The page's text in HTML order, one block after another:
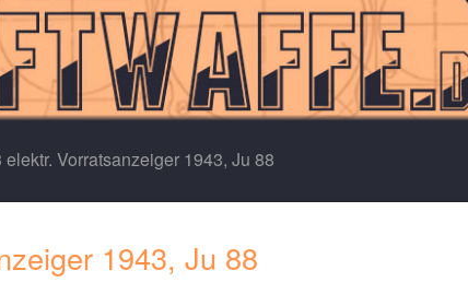
elektr. Vorratsanzeiger 1943, Ju 88
1943, Ju 88